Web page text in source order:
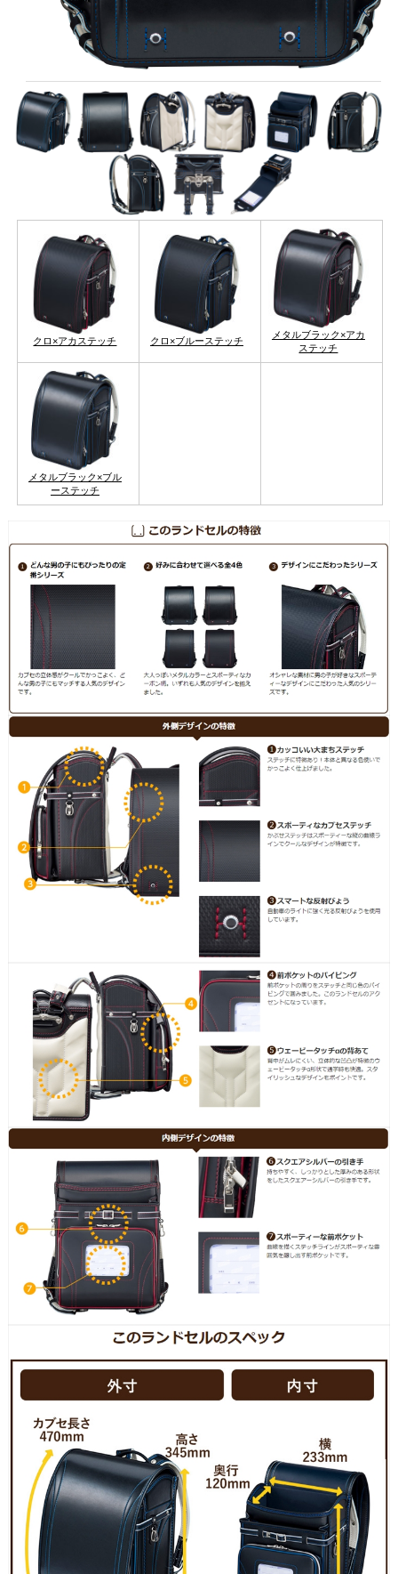
クロ×アカステッチ クロ×ブルーステッチ
メタルブラック×アカ
ステッチ
メタルブラック×ブル
ーステッチ